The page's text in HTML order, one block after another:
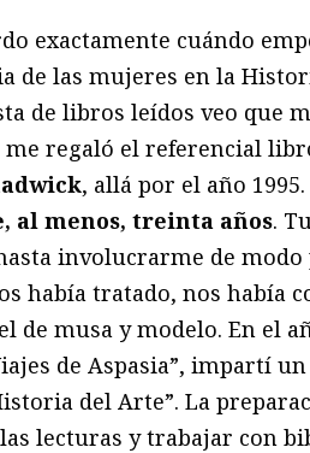
exactamente cuándo
de las mujeres en la
de libros leídos veo que
me regaló el referencial
, allá por el año 1995.
al menos, treinta años.
involucrarme de
había tratado, nos había
de musa y modelo. En el
de Aspasia”, impartí
del Arte”. La
lecturas y trabajar con